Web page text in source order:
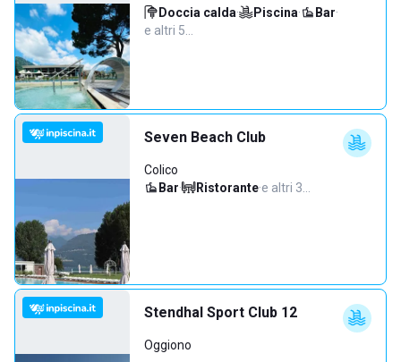
Doccia calda· Piscina· Bar·
e altri 5…
Seven Beach Club
Colico
Bar· Ristorante·e altri 3…
Stendhal Sport Club 12
Oggiono